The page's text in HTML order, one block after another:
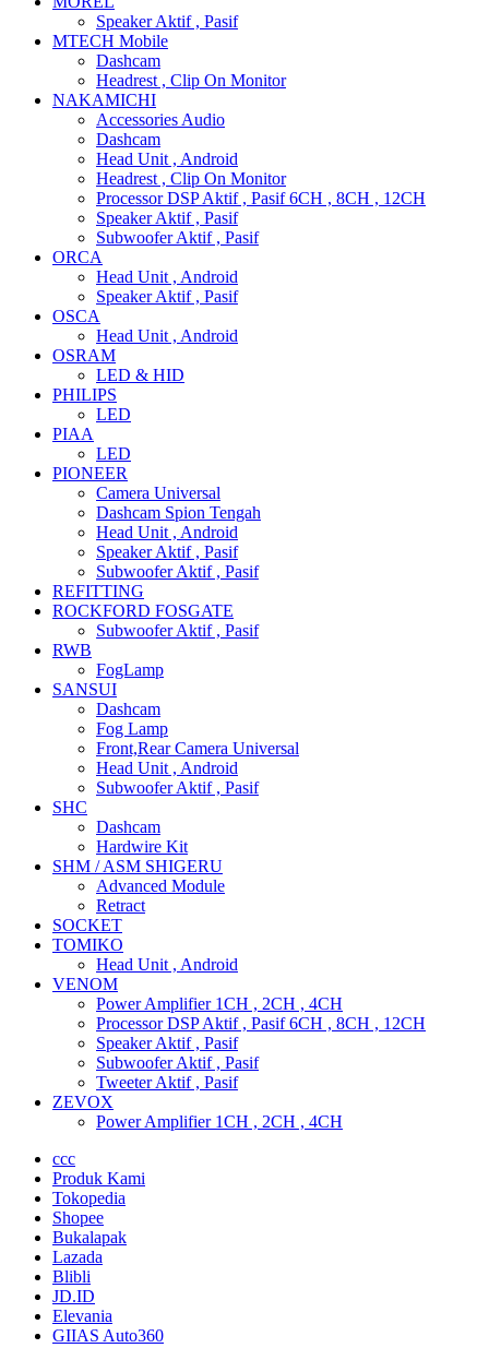
Speaker Aktif , Pasif
MTECH Mobile
Dashcam
Headrest , Clip On Monitor
NAKAMICHI
Accessories Audio
Dashcam
Head Unit , Android
Headrest , Clip On Monitor
Processor DSP Aktif , Pasif 6CH , 8CH , 12CH
Speaker Aktif , Pasif
Subwoofer Aktif , Pasif
ORCA
Head Unit , Android
Speaker Aktif , Pasif
OSCA
Head Unit , Android
OSRAM
LED & HID
PHILIPS
LED
PIAA
LED
PIONEER
Camera Universal
Dashcam Spion Tengah
Head Unit , Android
Speaker Aktif , Pasif
Subwoofer Aktif , Pasif
REFITTING
ROCKFORD FOSGATE
Subwoofer Aktif , Pasif
RWB
FogLamp
SANSUI
Dashcam
Fog Lamp
Front,Rear Camera Universal
Head Unit , Android
Subwoofer Aktif , Pasif
SHC
Dashcam
Hardwire Kit
SHM / ASM SHIGERU
Advanced Module
Retract
SOCKET
TOMIKO
Head Unit , Android
VENOM
Power Amplifier 1CH , 2CH , 4CH
Processor DSP Aktif , Pasif 6CH , 8CH , 12CH
Speaker Aktif , Pasif
Subwoofer Aktif , Pasif
Tweeter Aktif , Pasif
ZEVOX
Power Amplifier 1CH , 2CH , 4CH
ccc
Produk Kami
Tokopedia
Shopee
Bukalapak
Lazada
Blibli
JD.ID
Elevania
GIIAS Auto360